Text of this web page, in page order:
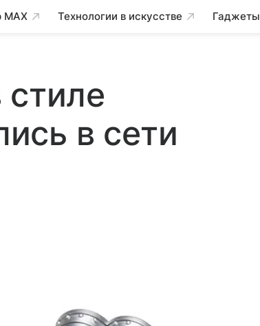
Технологии в искусстве Гаджеты
в сети